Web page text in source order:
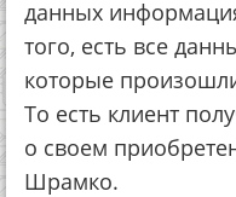
данных
того, есть все
которые
То есть клиент
о своем
Шрамко.